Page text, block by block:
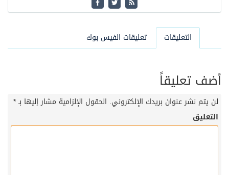
التعليقات تعليقات الفيس بوك
أضف تعليقاً
لن يتم نشر عنوان بريدك الإلكتروني. الحقول الإلزامية مشار إليها بـ*
التعليق